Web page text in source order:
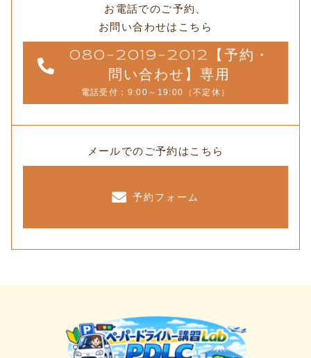
お電話でのご予約、
お問い合わせはこちら
080-2019-2012【予約・
問い合わせ】専用
電話受付：9:00～19:00（不定休）
メールでのご予約はこちら
予約フォーム